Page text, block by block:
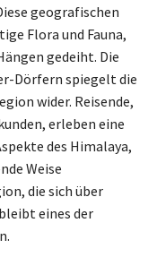
geografischen
Flora und Fauna,
gedeiht. Die
Dörfern spiegelt die
wider. Reisende,
erleben eine
des Himalaya,
Weise
die sich über
eines der